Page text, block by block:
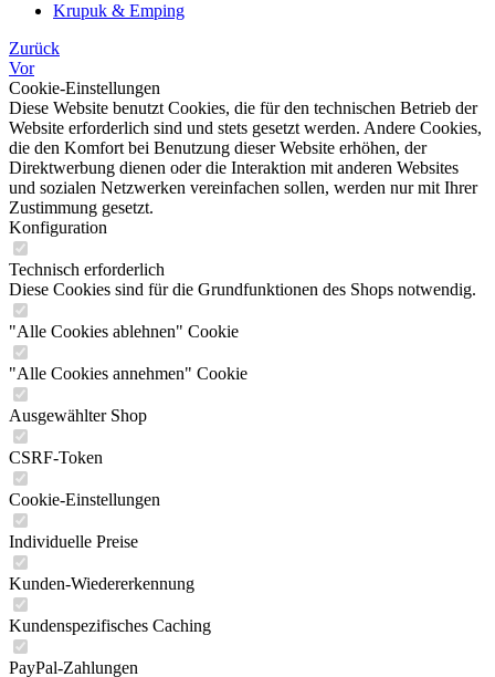
Krupuk & Emping
Zurück
Vor
Cookie-Einstellungen
Diese Website benutzt Cookies, die für den technischen Betrieb der
Website erforderlich sind und stets gesetzt werden. Andere Cookies,
die den Komfort bei Benutzung dieser Website erhöhen, der
Direktwerbung dienen oder die Interaktion mit anderen Websites
und sozialen Netzwerken vereinfachen sollen, werden nur mit Ihrer
Zustimmung gesetzt.
Konfiguration
Technisch erforderlich
Diese Cookies sind für die Grundfunktionen des Shops notwendig.
"Alle Cookies ablehnen" Cookie
"Alle Cookies annehmen" Cookie
Ausgewählter Shop
CSRF-Token
Cookie-Einstellungen
Individuelle Preise
Kunden-Wiedererkennung
Kundenspezifisches Caching
PayPal-Zahlungen